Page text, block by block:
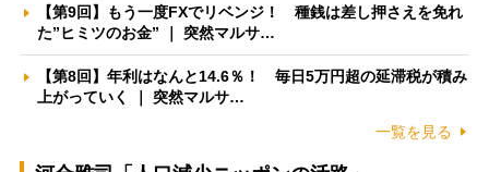
【第9回】もう一度FXでリベンジ！ 種銭は差し押さえを免れ
た”ヒミツのお金” ｜ 突然マルサ…
【第8回】年利はなんと14.6％！ 毎日5万円超の延滞税が積み
上がっていく ｜ 突然マルサ…
一覧を見る